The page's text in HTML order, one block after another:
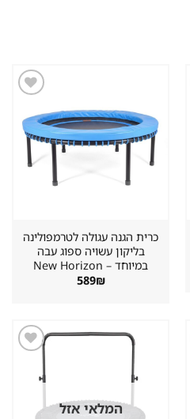
מוצר
במועדפים
כרית הגנה עגולה לטרמפולינה
בליקון עשויה ספוג עבה
במיוחד – New Horizon
589
מוצר
במועדפים
המלאי אזל